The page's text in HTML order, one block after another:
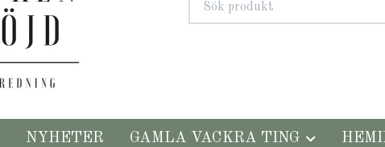
NYHETER GAMLA VACKRA TING